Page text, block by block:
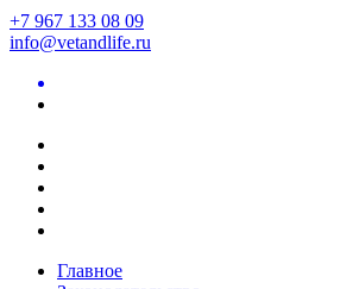
+7 967 133 08 09
info@vetandlife.ru
Главное